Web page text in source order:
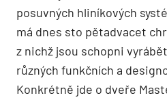
posuvných hliníkových
má dnes sto pětadvacet
z nichž jsou schopni
různých funkčních a
Konkrétně jde o dveře